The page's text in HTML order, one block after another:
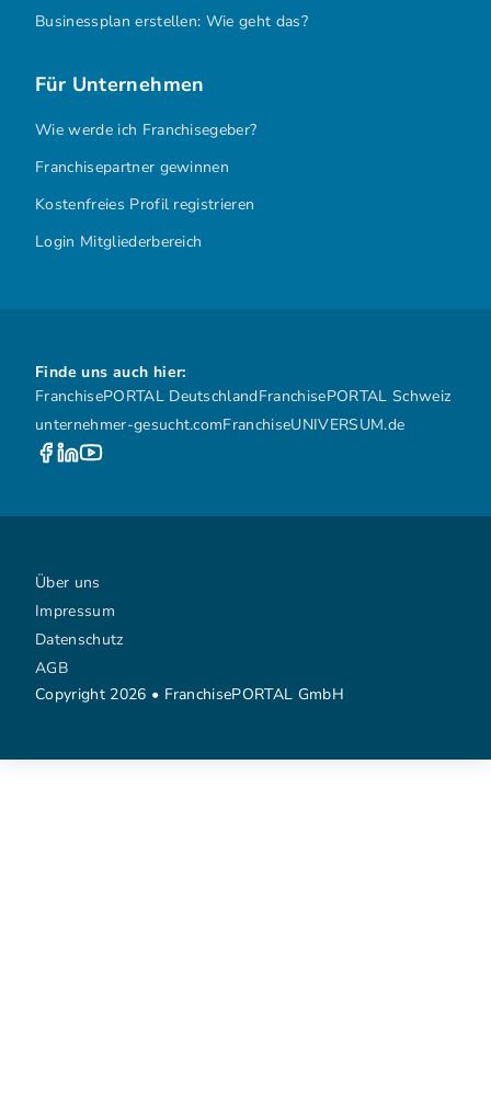
Businessplan erstellen: Wie geht das?
Für Unternehmen
Wie werde ich Franchisegeber?
Franchisepartner gewinnen
Kostenfreies Profil registrieren
Login Mitgliederbereich
Finde uns auch hier:
FranchisePORTAL DeutschlandFranchisePORTAL Schweiz
unternehmer-gesucht.comFranchiseUNIVERSUM.de
Copyright 2026 • FranchisePORTAL GmbH
Über uns
Impressum
Datenschutz
AGB